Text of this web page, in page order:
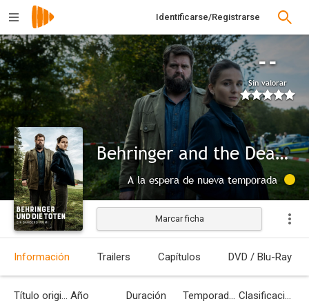
Identificarse/Registrarse
--
Sin valorar
Behringer and the Dead - A Bamberg Mystery
A la espera de nueva temporada
Marcar ficha
Información Trailers Capítulos DVD / Blu-Ray
Título original Año Duración Temporadas Clasificación por edades